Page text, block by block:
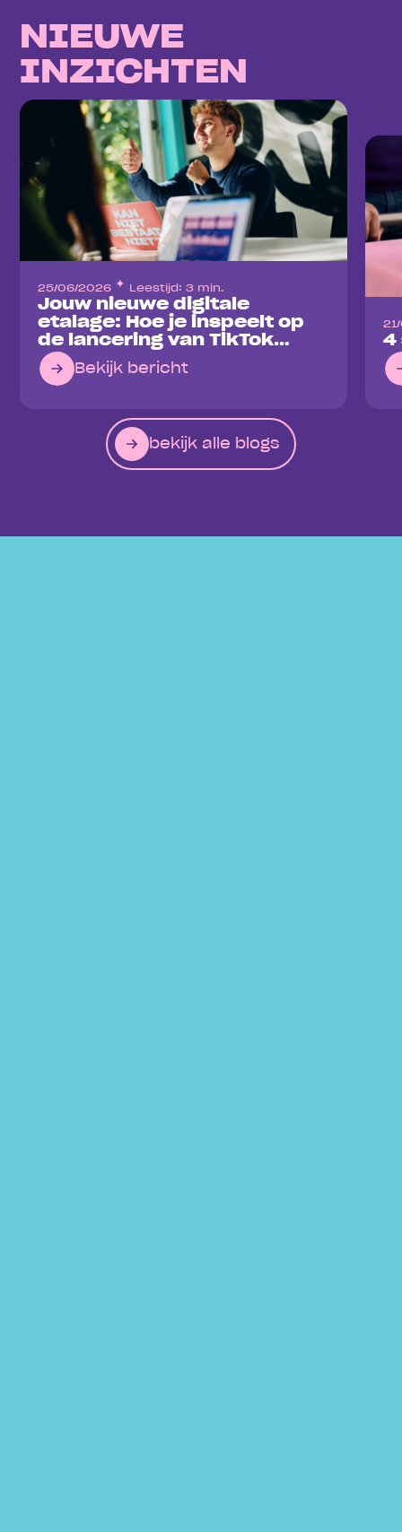
NIEUWE
INZICHTEN
25/06/2026 Leestijd: 3 min.
Jouw nieuwe digitale
etalage: Hoe je inspeelt op
de lancering van TikTok
Shop
Bekijk bericht
4
bekijk alle blogs